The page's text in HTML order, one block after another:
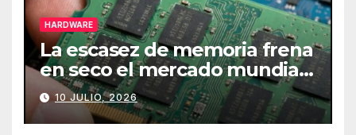
HARDWARE
La escasez de memoria frena
en seco el mercado mundial
de PCs
10 JULIO, 2026